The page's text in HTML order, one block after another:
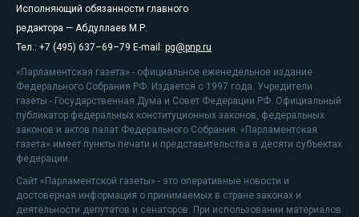
Исполняющий обязанности главного
редактора — Абдуллаев М.Р.
Тел.: +7 (495) 637–69–79 E-mail: pg@pnp.ru
«Парламентская газета» - официальное еженедельное издание
Федерального Собрания РФ. Издается с 1997 года. Учредители
газеты - Государственная Дума и Совет Федерации РФ. Официальный
публикатор федеральных конституционных законов, федеральных
законов и актов палат Федерального Собрания. «Парламентская
газета» имеет пункты печати и представительства в десяти субъектах
федерации.
Сайт «Парламентской газеты» - это оперативные новости и
достоверная информация о принимаемых в стране законах и
деятельности депутатов и сенаторов. При использовании материалов